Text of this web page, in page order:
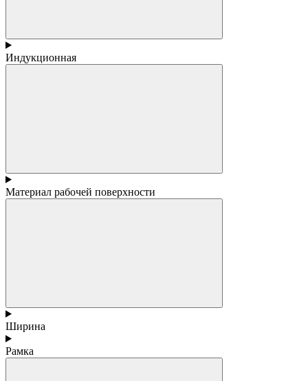
Индукционная
Материал рабочей поверхности
Ширина
Рамка